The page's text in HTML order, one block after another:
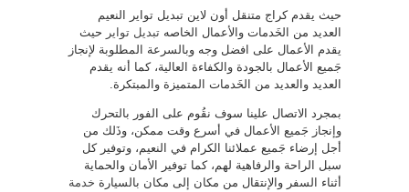
حيث يقدم كراج متنقل أون لاين تبديل تواير النعيم
العديد من الخَدمات والأعمال الخاصه تبديل تواير حيث
يقدم الأعمال على افضل وجه وبالسرعة المطلوبة لإنجاز
جَميع الأعمال بالجودة والكفاءة العالية، كما أنه يقدم
العديد والعديد من الخَدمات المتميزة والمبتكرة.
بمجرد الاتصال علينا سوف نقُوم على الفور بالتحرك
وإنجاز جَميع الأعمال في أسرع وقت ممكن، وذَلك من
أجل إرضاء جَميع عملائنا الكرام في النعيم، وتوفير كل
سبل الراحة والرفاهية لهم، كما توفير الأمان والحماية
أثناء السفر والإنتقال من مكان إلى مكان بالسيارة خدمة